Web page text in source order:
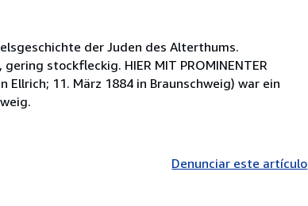
der Juden des Alterthums.
stockfleckig. HIER MIT PROMINENTER
Ellrich; 11. März 1884 in Braunschweig) war ein
Denunciar este artículo